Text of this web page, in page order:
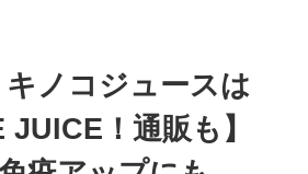
キノコジュースは
！通販も】